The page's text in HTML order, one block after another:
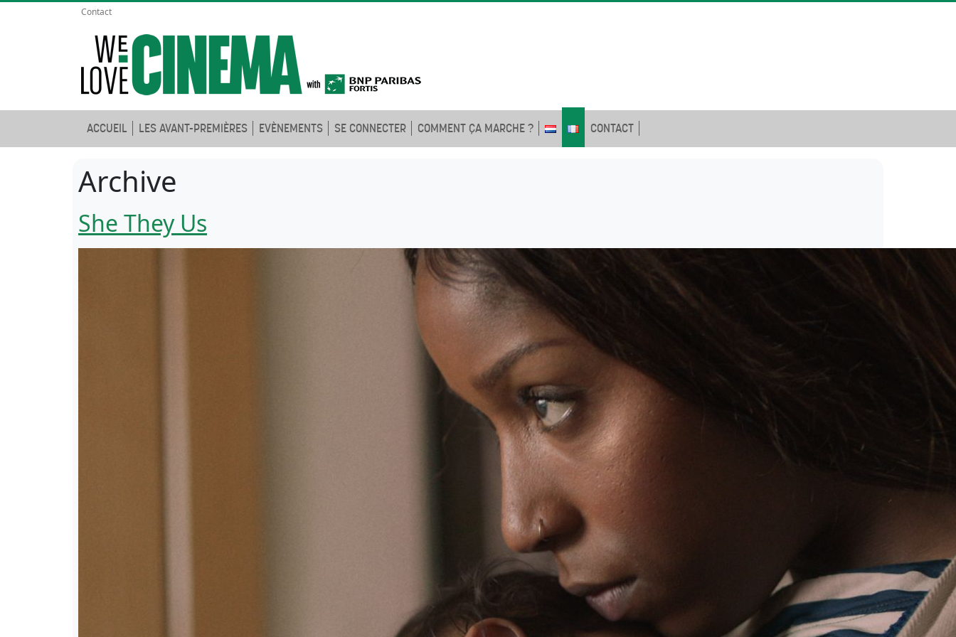
Contact
ACCUEIL LES AVANT-PREMIÈRES EVÈNEMENTS SE CONNECTER COMMENT ÇA MARCHE ? CONTACT
Archive
She They Us